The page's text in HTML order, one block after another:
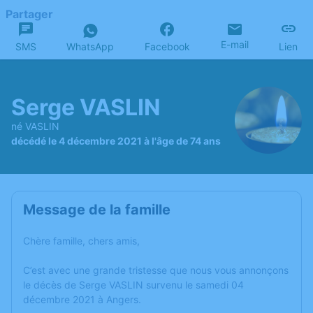
Partager
SMS WhatsApp Facebook E-mail Lien
Serge VASLIN
né VASLIN
décédé le 4 décembre 2021 à l'âge de 74 ans
Message de la famille
Chère famille, chers amis,
C’est avec une grande tristesse que nous vous annonçons
le décès de Serge VASLIN survenu le samedi 04
décembre 2021 à Angers.